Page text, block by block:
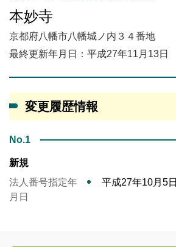
本妙寺
京都府八幡市八幡城ノ内３４番地
最終更新年月日：平成27年11月13日
変更履歴情報
No.1
新規
法人番号指定年
月日
平成27年10月5日